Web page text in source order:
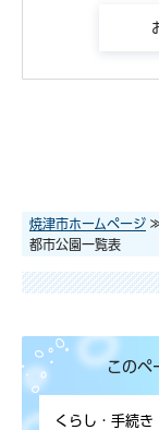
焼津市ホームページ
都市公園一覧表
このペ
くらし・手続き